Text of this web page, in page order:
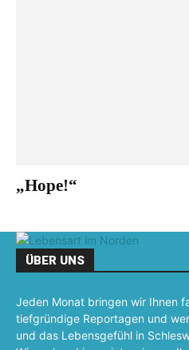
„Hope!“
ÜBER UNS
Jeden Monat bringen wir Ihnen
tiefgründige Reportagen und
und das Lebensgefühl in